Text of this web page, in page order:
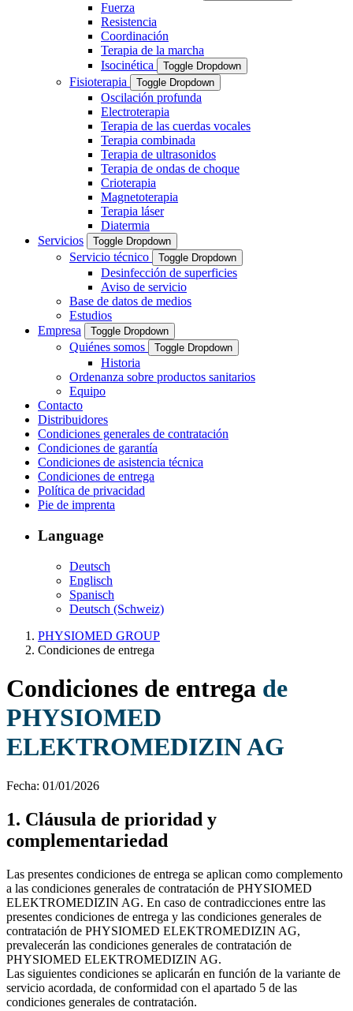
Fuerza
Resistencia
Coordinación
Terapia de la marcha
Isocinética
Toggle Dropdown
Fisioterapia Toggle Dropdown
Oscilación profunda
Electroterapia
Terapia de las cuerdas vocales
Terapia combinada
Terapia de ultrasonidos
Terapia de ondas de choque
Crioterapia
Magnetoterapia
Terapia láser
Diatermia
Servicios
Toggle Dropdown
Servicio técnico Toggle Dropdown
Desinfección de superficies
Aviso de servicio
Base de datos de medios
Estudios
Empresa
Toggle Dropdown
Quiénes somos Toggle Dropdown
Historia
Ordenanza sobre productos sanitarios
Equipo
Contacto
Distribuidores
Condiciones generales de contratación
Condiciones de garantía
Condiciones de asistencia técnica
Condiciones de entrega
Política de privacidad
Pie de imprenta
Language
Deutsch
Englisch
Spanisch
Deutsch (Schweiz)
PHYSIOMED GROUP
Condiciones de entrega
Condiciones de entrega de
PHYSIOMED
ELEKTROMEDIZIN AG
Fecha: 01/01/2026
1. Cláusula de prioridad y
complementariedad
Las presentes condiciones de entrega se aplican como complemento
a las condiciones generales de contratación de PHYSIOMED
ELEKTROMEDIZIN AG. En caso de contradicciones entre las
presentes condiciones de entrega y las condiciones generales de
contratación de PHYSIOMED ELEKTROMEDIZIN AG,
prevalecerán las condiciones generales de contratación de
PHYSIOMED ELEKTROMEDIZIN AG.
Las siguientes condiciones se aplicarán en función de la variante de
servicio acordada, de conformidad con el apartado 5 de las
condiciones generales de contratación.